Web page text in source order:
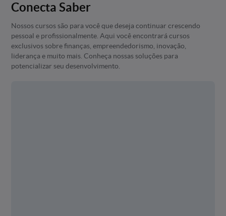
Conecta Saber
Nossos cursos são para você que deseja continuar crescendo
pessoal e profissionalmente. Aqui você encontrará cursos
exclusivos sobre finanças, empreendedorismo, inovação,
liderança e muito mais. Conheça nossas soluções para
potencializar seu desenvolvimento.